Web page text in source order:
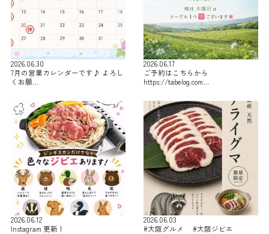
2026.06.30
7月の営業カレンダーです♪ よろし
くお願…
2026.06.17
ご予約はこちらから
https://tabelog.com…
2026.06.12
Instagram 更新！
2026.06.03
#大阪グルメ #大阪ジビエ